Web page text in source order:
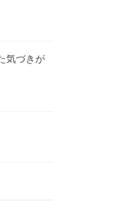
気づきが